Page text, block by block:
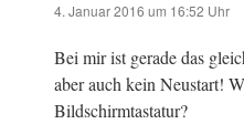
4. Januar 2016 um 16:52 Uhr
Bei mir ist gerade das
aber auch kein Neustart!
Bildschirmtastatur?